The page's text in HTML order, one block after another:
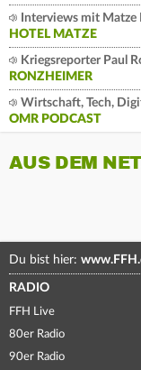
Interviews mit Matze
HOTEL MATZE
Kriegsreporter Paul
RONZHEIMER
Wirtschaft, Tech,
OMR PODCAST
AUS DEM
Du bist hier:
RADIO
FFH Live
80er Radio
90er Radio